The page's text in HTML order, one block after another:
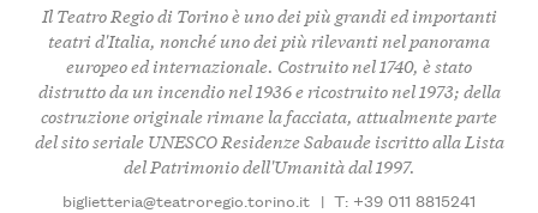
Il Teatro Regio di Torino è uno dei più grandi ed importanti
teatri d'Italia, nonché uno dei più rilevanti nel panorama
europeo ed internazionale. Costruito nel 1740, è stato
distrutto da un incendio nel 1936 e ricostruito nel 1973; della
costruzione originale rimane la facciata, attualmente parte
del sito seriale UNESCO Residenze Sabaude iscritto alla Lista
del Patrimonio dell'Umanità dal 1997.
biglietteria@teatroregio.torino.it | T: +39 011 8815241